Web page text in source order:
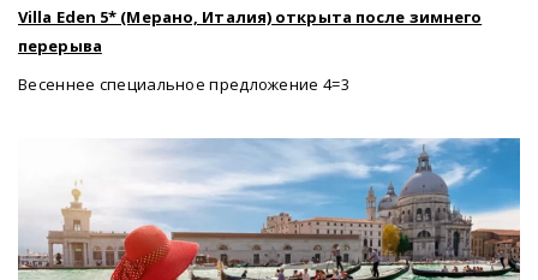
Villa Eden 5* (Мерано, Италия) открыта после зимнего
перерыва
Весеннее специальное предложение 4=3